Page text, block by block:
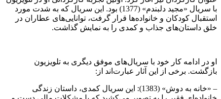
با سریال «مجید دلبندم» (1377) بود. این سریال که به شدت مورد
استقبال کودکان و خانواده‌ها قرار گرفت، توانایی‌های عطاران در
خلق داستان‌های جذاب و کمدی را به نمایش گذاشت.
او در ادامه کار خود با سریال‌های موفق دیگری به تلویزیون
بازگشت. برخی از این آثار عبارت‌اند از:
– «خانه به دوش» (1383): این سریال کمدی، داستان زندگی